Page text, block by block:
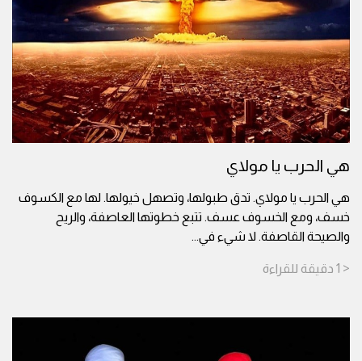
هي الحرب يا مولاي
هي الحرب يا مولاي. تدق طبولها، وتصهل خيولها. لها مع الكسوف
خسف، ومع الخسوف عسف. تتبع خطوتها العاصفة، والريح
والصيحة القاصفة. لا شيء في...
< 1 دقيقة للقراءة